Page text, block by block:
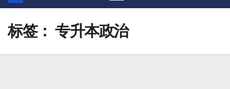
标签： 专升本政治